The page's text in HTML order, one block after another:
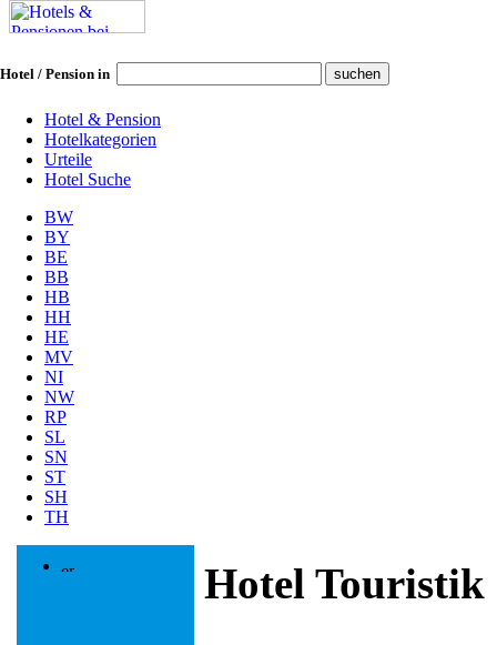
Hotel / Pension in
Hotel & Pension
Hotelkategorien
Urteile
Hotel Suche
BW
BY
BE
BB
HB
HH
HE
MV
NI
NW
RP
SL
SN
ST
SH
TH
Hotel Touristik